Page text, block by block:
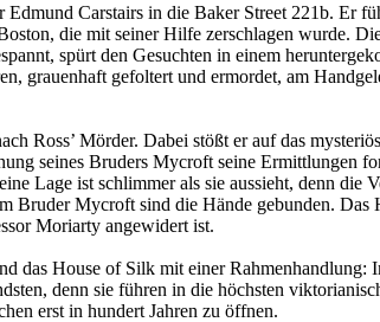
Carstairs in die Baker Street 221b. Er
die mit seiner Hilfe zerschlagen wurde.
spürt den Gesuchten in einem
grauenhaft gefoltert und ermordet, am
Ross’ Mörder. Dabei stößt er auf das
seines Bruders Mycroft seine Ermittlungen
Lage ist schlimmer als sie aussieht, denn
Bruder Mycroft sind die Hände gebunden.
Moriarty angewidert ist.
das House of Silk mit einer Rahmenhandlung:
denn sie führen in die höchsten
erst in hundert Jahren zu öffnen.